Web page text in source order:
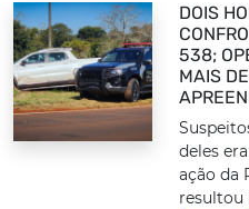
DOIS
538;
MAIS
deles
ação da
resultou